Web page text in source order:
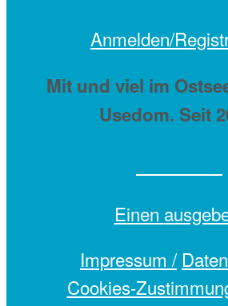
Anmelden/
Mit und viel im
Usedom. Seit
Einen
Impressum /
Cookies-